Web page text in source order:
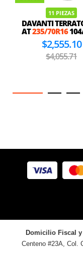
11 PIEZAS
DAVANTI
AT235/70R16
$2,555.10
$4,055.71
Domicilio Fiscal
Centeno #23A, Col.